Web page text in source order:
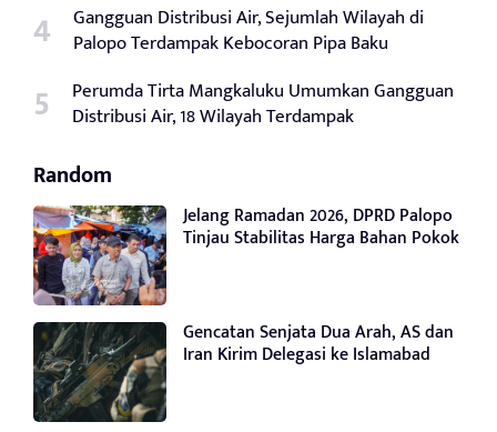
Gangguan Distribusi Air, Sejumlah Wilayah di
Palopo Terdampak Kebocoran Pipa Baku
Perumda Tirta Mangkaluku Umumkan Gangguan
Distribusi Air, 18 Wilayah Terdampak
Random
Jelang Ramadan 2026, DPRD Palopo
Tinjau Stabilitas Harga Bahan Pokok
Gencatan Senjata Dua Arah, AS dan
Iran Kirim Delegasi ke Islamabad